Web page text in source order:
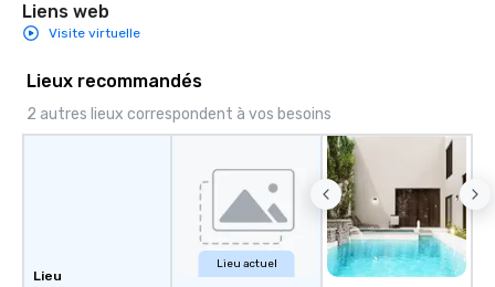
Liens web
Visite virtuelle
Lieux recommandés
2 autres lieux correspondent à vos besoins
Lieu
Lieu actuel